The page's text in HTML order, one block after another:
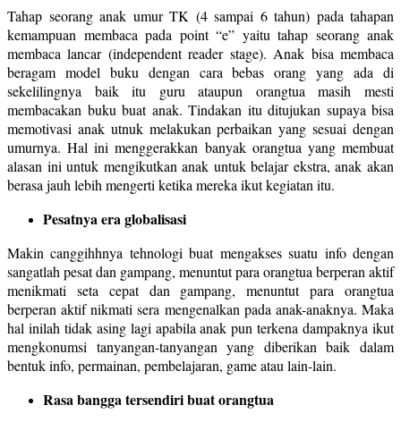
Tahap seorang anak umur TK (4 sampai 6 tahun) pada tahapan
kemampuan membaca pada point “e” yaitu tahap seorang anak
membaca lancar (independent reader stage). Anak bisa membaca
beragam model buku dengan cara bebas orang yang ada di
sekelilingnya baik itu guru ataupun orangtua masih mesti
membacakan buku buat anak. Tindakan itu ditujukan supaya bisa
memotivasi anak utnuk melakukan perbaikan yang sesuai dengan
umurnya. Hal ini menggerakkan banyak orangtua yang membuat
alasan ini untuk mengikutkan anak untuk belajar ekstra, anak akan
berasa jauh lebih mengerti ketika mereka ikut kegiatan itu.
Pesatnya era globalisasi
Makin canggihhnya tehnologi buat mengakses suatu info dengan
sangatlah pesat dan gampang, menuntut para orangtua berperan aktif
menikmati seta cepat dan gampang, menuntut para orangtua
berperan aktif nikmati sera mengenalkan pada anak-anaknya. Maka
hal inilah tidak asing lagi apabila anak pun terkena dampaknya ikut
mengkonumsi tanyangan-tanyangan yang diberikan baik dalam
bentuk info, permainan, pembelajaran, game atau lain-lain.
Rasa bangga tersendiri buat orangtua